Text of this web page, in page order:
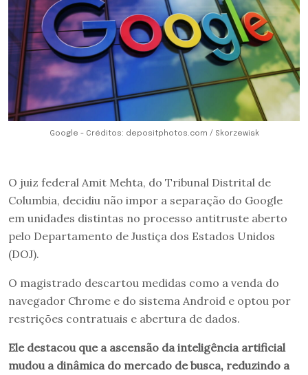
Google - Créditos: depositphotos.com / Skorzewiak
O juiz federal Amit Mehta, do Tribunal Distrital de
Columbia, decidiu não impor a separação do Google
em unidades distintas no processo antitruste aberto
pelo Departamento de Justiça dos Estados Unidos
(DOJ).
O magistrado descartou medidas como a venda do
navegador Chrome e do sistema Android e optou por
restrições contratuais e abertura de dados.
Ele destacou que a ascensão da inteligência artificial
mudou a dinâmica do mercado de busca, reduzindo a